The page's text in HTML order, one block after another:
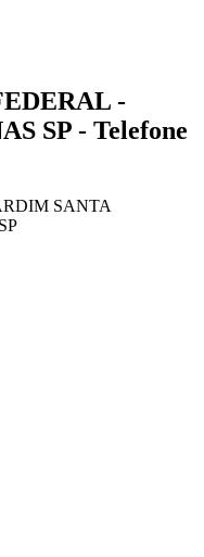
-
SP - Telefone
SANTA